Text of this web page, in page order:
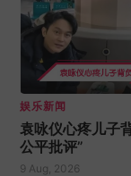
娱乐新闻
袁咏仪心疼儿子
公平批评”
9 Aug, 2026